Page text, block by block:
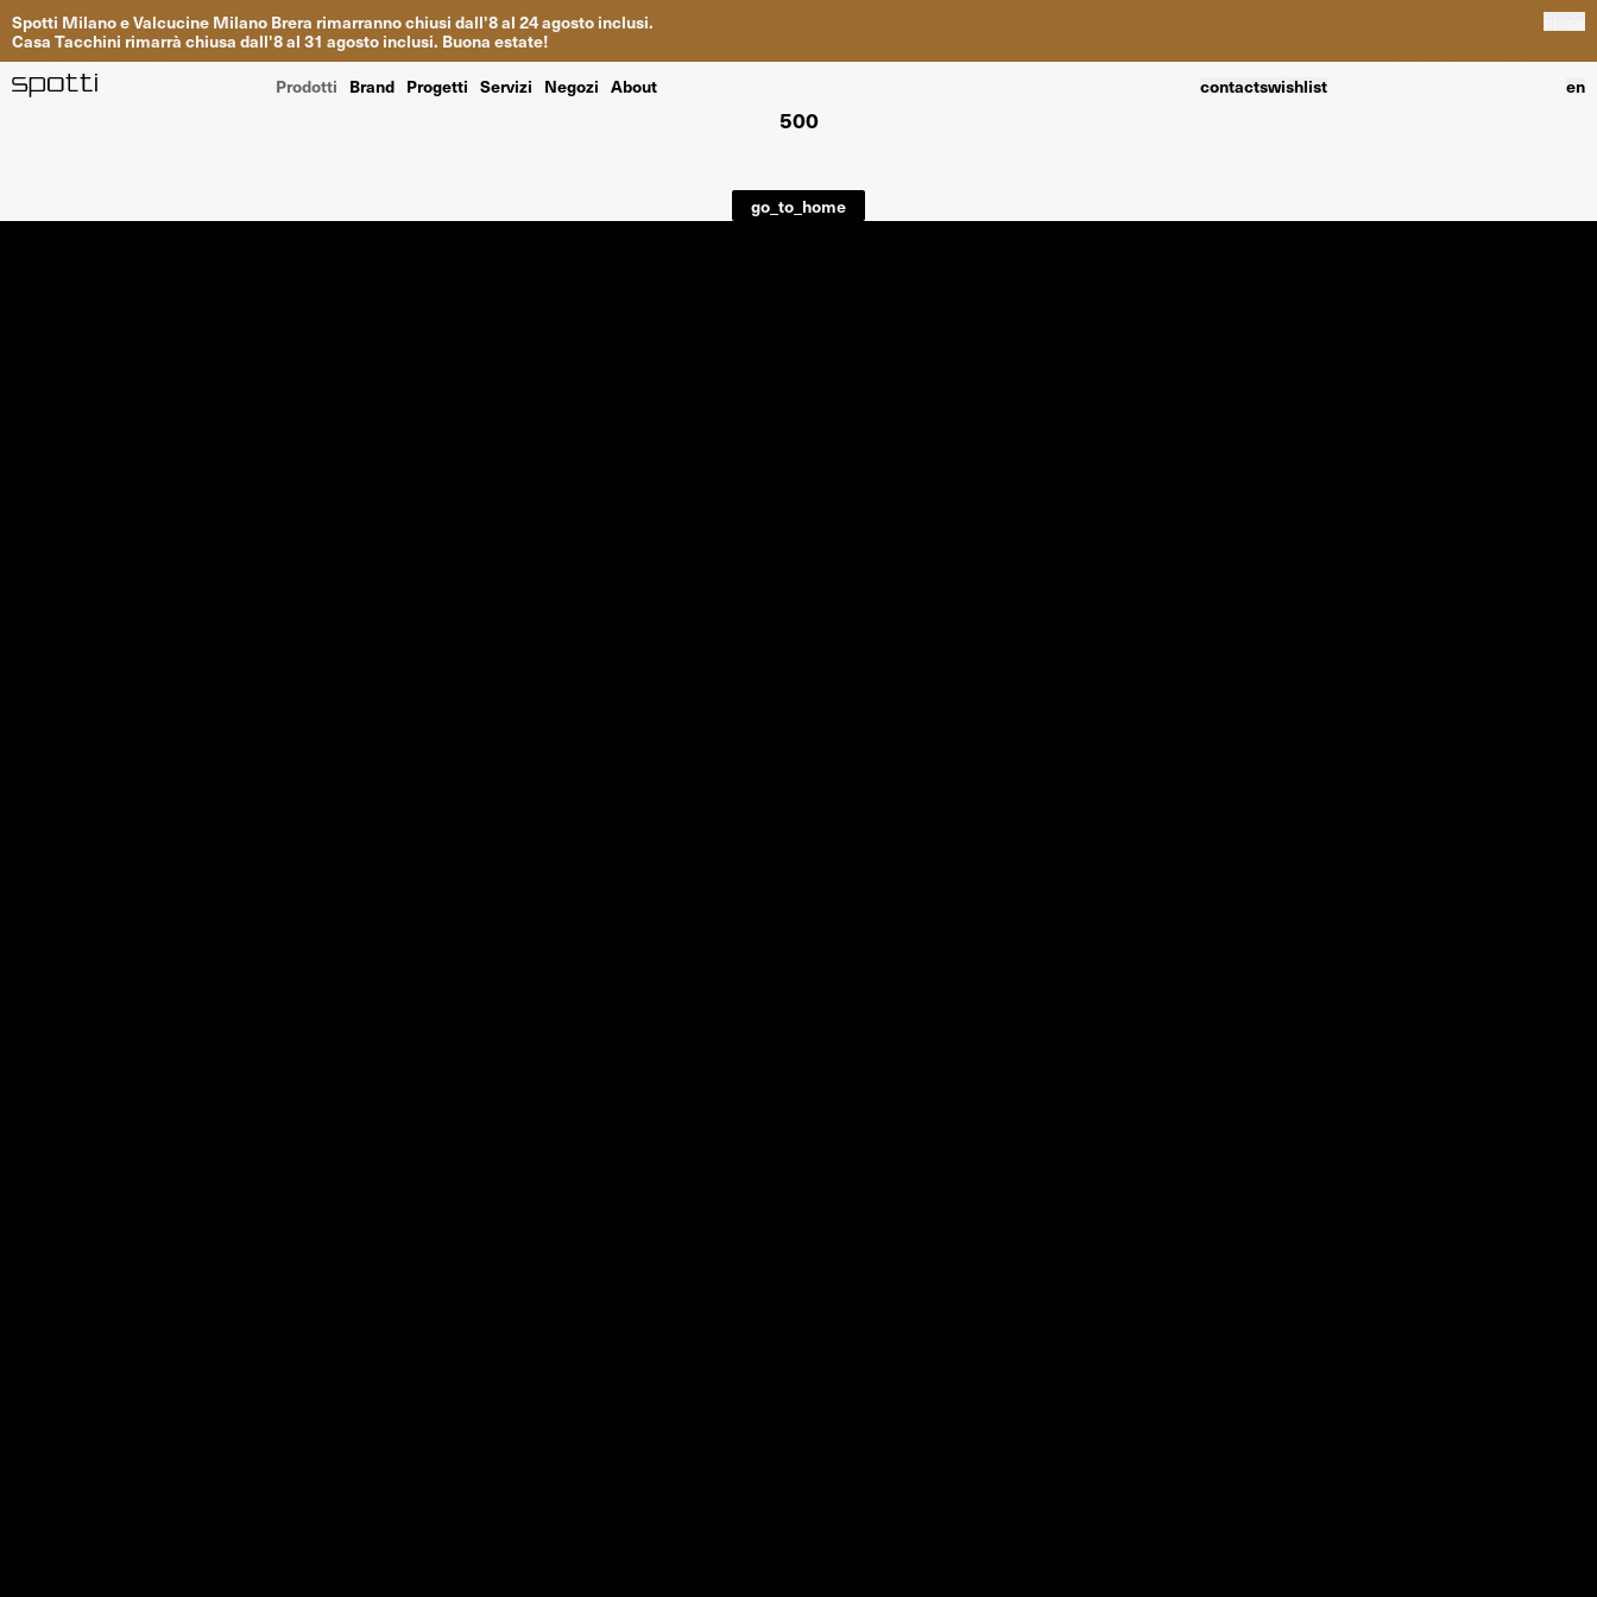
Spotti MilanoeValcucine Milano Brera rimarrannochiusi dall'8al 24agosto inclusi.
Casa Tacchini rimarrà chiusa dall'8al 31 agosto inclusi. Buona estate!
Prodotti Brand Progetti Servizi Negozi About contactswishlist en
500
go_to_home